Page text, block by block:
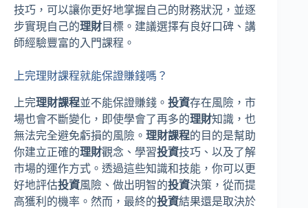
技巧，可以讓你更好地掌握自己的財務狀況，並逐
步實現自己的理財目標。建議選擇有良好口碑、講
師經驗豐富的入門課程。
上完理財課程就能保證賺錢嗎？
上完理財課程並不能保證賺錢。 投資存在風險，市
場也會不斷變化，即使學會了再多的理財知識，也
無法完全避免虧損的風險。 理財課程的目的是幫助
你建立正確的理財觀念、學習投資技巧、以及了解
市場的運作方式。透過這些知識和技能，你可以更
好地評估投資風險、做出明智的投資決策，從而提
高獲利的機率。然而，最終的投資結果還是取決於